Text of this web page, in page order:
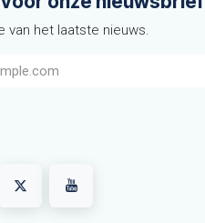
van het laatste nieuws.